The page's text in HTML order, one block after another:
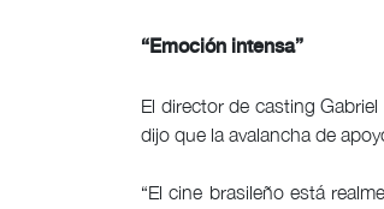
“Emoción intensa”
El director de casting
dijo que la avalancha de
“El cine brasileño está